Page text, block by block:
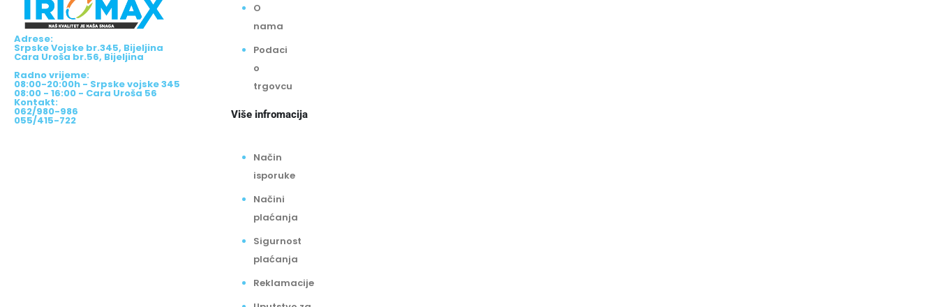
Adrese:
Srpske Vojske br.345, Bijeljina
Cara Uroša br.56, Bijeljina
Radno vrijeme:
08:00-20:00h - Srpske vojske 345
08:00 - 16:00 - Cara Uroša 56
Kontakt:
062/980-986
055/415-722
O
nama
Podaci
o
trgovcu
Više infromacija
Način
isporuke
Načini
plaćanja
Sigurnost
plaćanja
Reklamacije